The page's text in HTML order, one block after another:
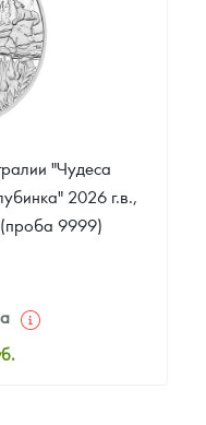
"Чудеса
2026 г.в.,
(проба 9999)